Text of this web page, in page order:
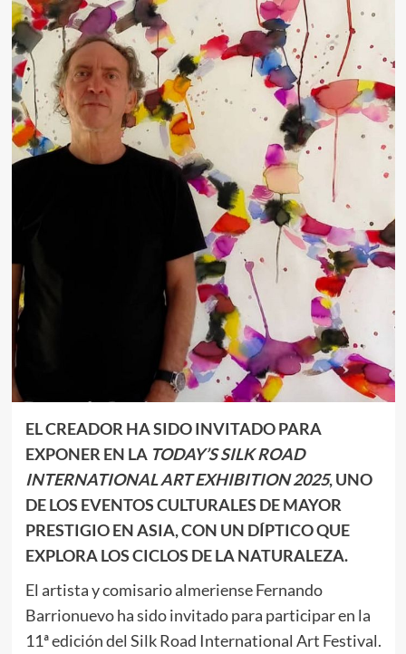
EL CREADOR HA SIDO INVITADO PARA
EXPONER EN LA TODAY’S SILK ROAD
INTERNATIONAL ART EXHIBITION 2025, UNO
DE LOS EVENTOS CULTURALES DE MAYOR
PRESTIGIO EN ASIA, CON UN DÍPTICO QUE
EXPLORA LOS CICLOS DE LA NATURALEZA.
El artista y comisario almeriense Fernando
Barrionuevo ha sido invitado para participar en la
11ª edición del Silk Road International Art Festival.